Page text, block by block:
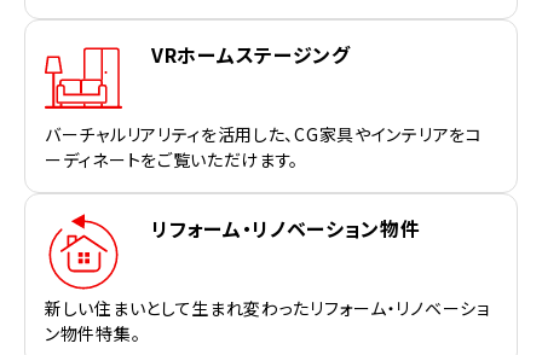
VRホームステージング
バーチャルリアリティを活用した、CG家具やインテリアをコ
ーディネートをご覧いただけます。
リフォーム・リノベーション物件
新しい住まいとして生まれ変わったリフォーム・リノベーショ
ン物件特集。